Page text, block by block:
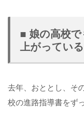
■ 娘の高校
上がっている
去年、おととし、そ
校の進路指導書をず